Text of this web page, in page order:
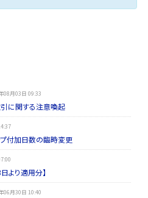
08月03日 09:33
引に関する注意喚起
プ付加日数の臨時変更
より適用分】
06月30日 10:40